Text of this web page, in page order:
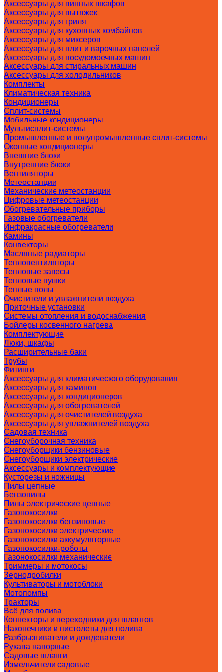
Аксессуары для винных шкафов
Аксессуары для вытяжек
Аксессуары для гриля
Аксессуары для кухонных комбайнов
Аксессуары для миксеров
Аксессуары для плит и варочных панелей
Аксессуары для посудомоечных машин
Аксессуары для стиральных машин
Аксессуары для холодильников
Комплекты
Климатическая техника
Кондиционеры
Сплит-системы
Мобильные кондиционеры
Мультисплит-системы
Промышленные и полупромышленные сплит-системы
Оконные кондиционеры
Внешние блоки
Внутренние блоки
Вентиляторы
Метеостанции
Механические метеостанции
Цифровые метеостанции
Обогревательные приборы
Газовые обогреватели
Инфракрасные обогреватели
Камины
Конвекторы
Масляные радиаторы
Тепловентиляторы
Тепловые завесы
Тепловые пушки
Теплые полы
Очистители и увлажнители воздуха
Приточные установки
Системы отопления и водоснабжения
Бойлеры косвенного нагрева
Комплектующие
Люки, шкафы
Расширительные баки
Трубы
Фитинги
Аксессуары для климатического оборудования
Аксессуары для каминов
Аксессуары для кондиционеров
Аксессуары для обогревателей
Аксессуары для очистителей воздуха
Аксессуары для увлажнителей воздуха
Садовая техника
Снегоуборочная техника
Снегоуборщики бензиновые
Снегоуборщики электрические
Аксессуары и комплектующие
Кусторезы и ножницы
Пилы цепные
Бензопилы
Пилы электрические цепные
Газонокосилки
Газонокосилки бензиновые
Газонокосилки электрические
Газонокосилки аккумуляторные
Газонокосилки-роботы
Газонокосилки механические
Триммеры и мотокосы
Зернодробилки
Культиваторы и мотоблоки
Мотопомпы
Тракторы
Всё для полива
Коннекторы и переходники для шлангов
Наконечники и пистолеты для полива
Разбрызгиватели и дождеватели
Рукава напорные
Садовые шланги
Измельчители садовые